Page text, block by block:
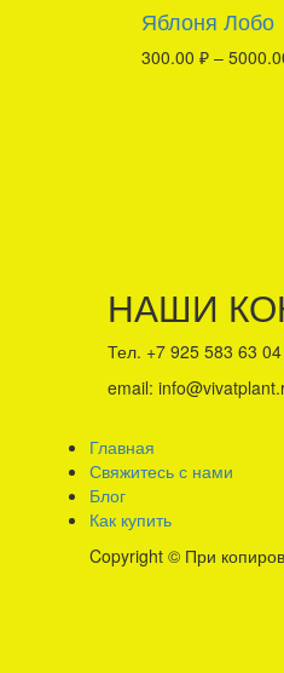
Яблоня Лобо
300.00 ₽–
НАШИ
Тел. +7 925 583 63 04
email:
Главная
Свяжитесь с нами
Блог
Как купить
Copyright © При